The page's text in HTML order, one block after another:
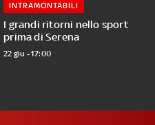
I grandi ritorni nello sport
prima di Serena
INTRAMONTABILI
22 giu - 17:00